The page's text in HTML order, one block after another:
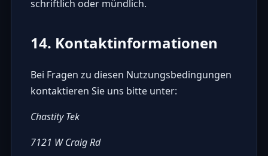
schriftlich oder mündlich.
14. Kontaktinformationen
Bei Fragen zu diesen Nutzungsbedingungen
kontaktieren Sie uns bitte unter:
Chastity Tek
7121 W Craig Rd